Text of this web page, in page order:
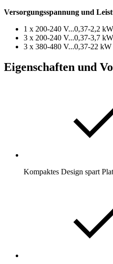
Versorgungsspannung und
1 x 200-240 V...0,37-2,2 kW
3 x 200-240 V...0,37-3,7 kW
3 x 380-480 V...0,37-22 kW
Eigenschaften und
Kompaktes Design spart